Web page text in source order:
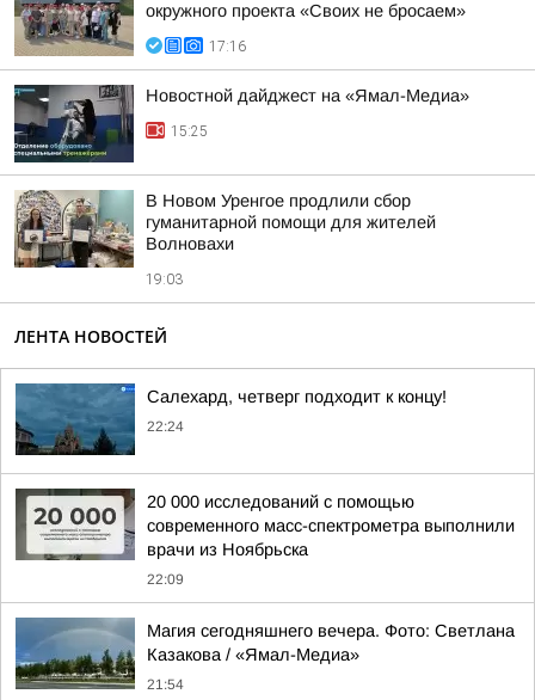
окружного проекта «Своих не бросаем»
17:16
Новостной дайджест на «Ямал-Медиа»
15:25
В Новом Уренгое продлили сбор
гуманитарной помощи для жителей
Волновахи
19:03
ЛЕНТА НОВОСТЕЙ
Салехард, четверг подходит к концу!
22:24
20 000 исследований с помощью
современного масс-спектрометра выполнили
врачи из Ноябрьска
22:09
Магия сегодняшнего вечера. Фото: Светлана
Казакова / «Ямал-Медиа»
21:54